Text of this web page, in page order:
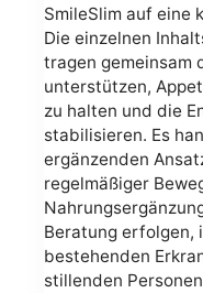
SmileSlim auf eine
Die einzelnen
tragen gemeinsam
unterstützen,
zu halten und die
stabilisieren. Es
ergänzenden
regelmäßiger
Beratung erfolgen,
bestehenden
stillenden